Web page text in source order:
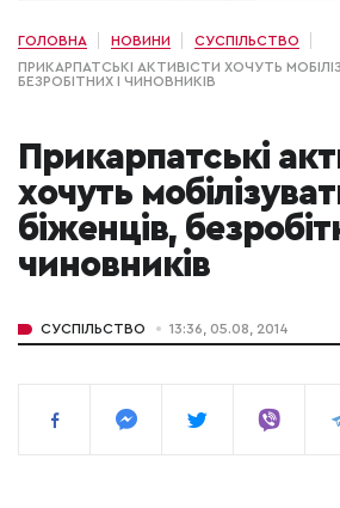
ГОЛОВНА НОВИНИ
СУСПІЛЬСТВО
ПРИКАРПАТСЬКІ АКТИВІСТИ ХОЧУТЬ
БЕЗРОБІТНИХ І ЧИНОВНИКІВ
Прикарпатські
хочуть
біженців,
чиновників
СУСПІЛЬСТВО 13:36, 05.08, 2014